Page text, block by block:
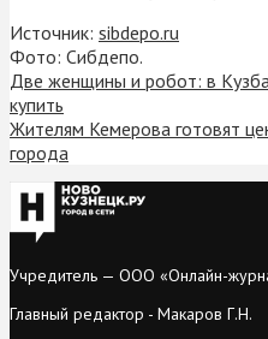
Источник: sibdepo.ru
Фото: Сибдепо.
Две женщины и робот: в
купить
Жителям Кемерова готовят
города
Учредитель — ООО «Онлайн-
Главный редактор - Макаров Г.Н.